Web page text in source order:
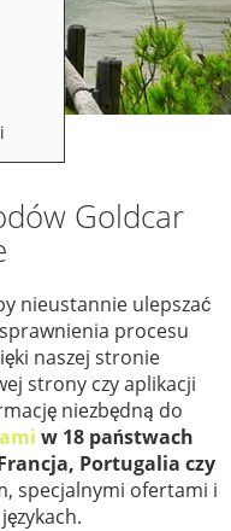
Goldcar
nieustannie ulepszać
procesu
naszej stronie
strony czy aplikacji
niezbędną do
w 18 państwach
Portugalia czy
specjalnymi ofertami i